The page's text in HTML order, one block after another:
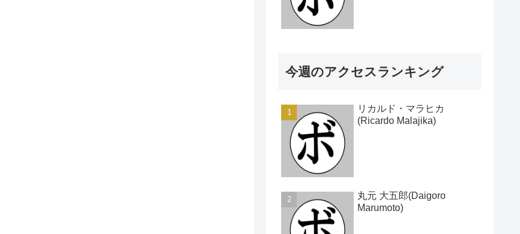
今週のアクセスランキング
リカルド・マラヒカ
(Ricardo Malajika)
丸元 大五郎(Daigoro
Marumoto)